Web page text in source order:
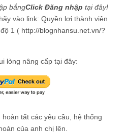
bắngClick Đăng nhập tại đây!
vào link: Quyền lợi thành viên
1 ( http://blognhansu.net.vn/?
lòng nâng cấp tại đây:
tất các yêu cầu, hệ thống
của anh chị lên.